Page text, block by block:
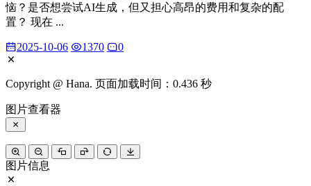
恼？是否想尝试AI生成，但又担心高昂的费用和复杂的配
置？ 现在 ...
2025-10-06 1370 0
Copyright @ Hana. 页面加载时间：0.436 秒
图片查看器
图片信息